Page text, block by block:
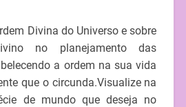
Divina do Universo e sobre
no planejamento das
a ordem na sua vida
que o circunda.Visualize na
de mundo que deseja no